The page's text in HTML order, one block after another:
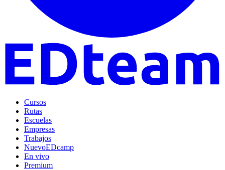
Cursos
Rutas
Escuelas
Empresas
Trabajos
NuevoEDcamp
En vivo
Premium